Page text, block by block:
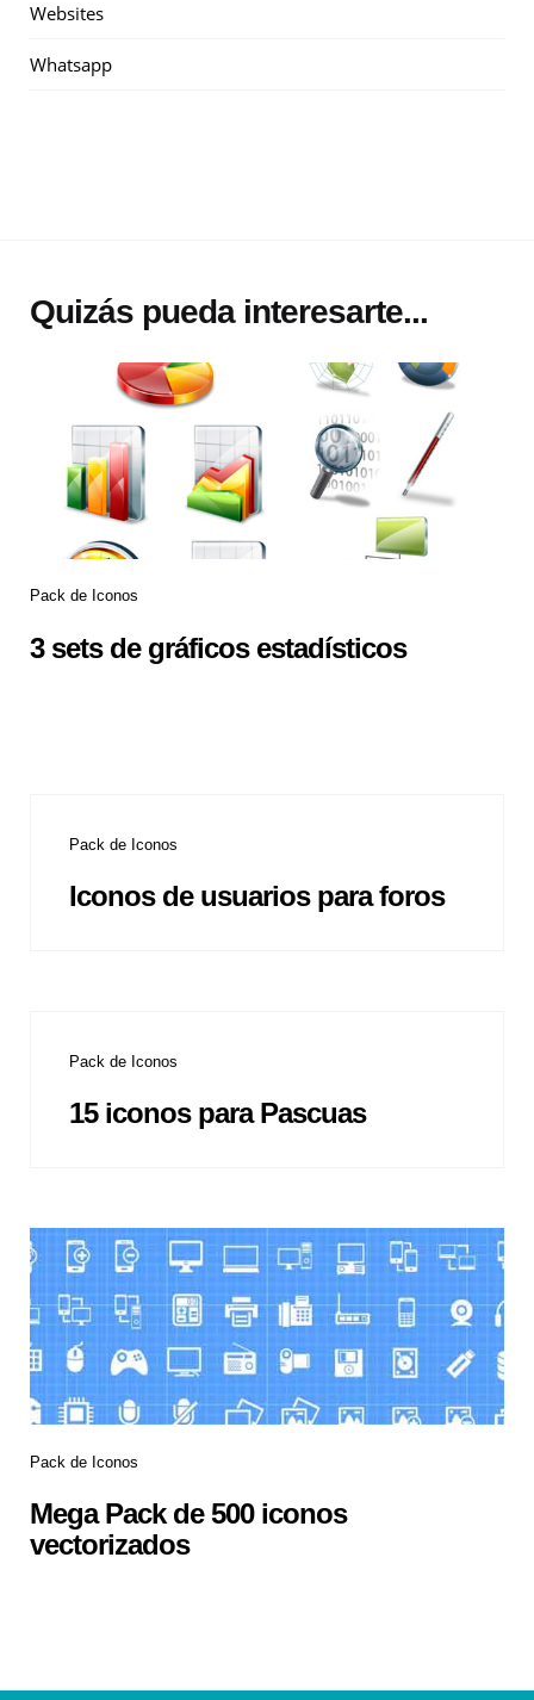
Websites
Whatsapp
Quizás pueda interesarte...
Pack de Iconos
3 sets de gráficos estadísticos
Pack de Iconos
Iconos de usuarios para foros
Pack de Iconos
15 iconos para Pascuas
Pack de Iconos
Mega Pack de 500 iconos
vectorizados